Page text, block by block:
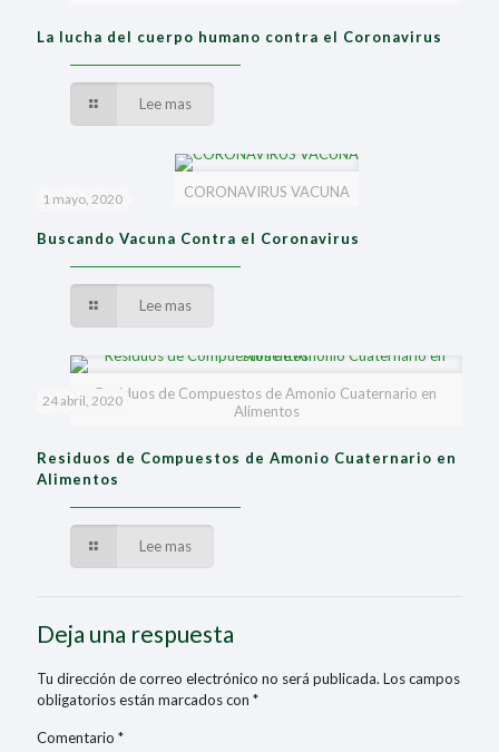
La lucha del cuerpo humano contra el Coronavirus
Lee mas
CORONAVIRUS VACUNA
1 mayo, 2020
Buscando Vacuna Contra el Coronavirus
Lee mas
Residuos de Compuestos de Amonio Cuaternario en
Alimentos
24 abril, 2020
Residuos de Compuestos de Amonio Cuaternario en
Alimentos
Lee mas
Deja una respuesta
Tu dirección de correo electrónico no será publicada. Los campos
obligatorios están marcados con *
Comentario *